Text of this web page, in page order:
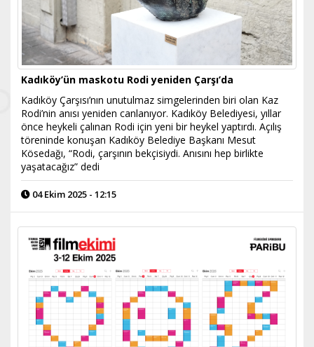
Kadıköy’ün maskotu Rodi yeniden Çarşı’da
Kadıköy Çarşısı’nın unutulmaz simgelerinden biri olan Kaz
Rodi’nin anısı yeniden canlanıyor. Kadıköy Belediyesi, yıllar
önce heykeli çalınan Rodi için yeni bir heykel yaptırdı. Açılış
töreninde konuşan Kadıköy Belediye Başkanı Mesut
Kösedağı, “Rodi, çarşının bekçisiydi. Anısını hep birlikte
yaşatacağız” dedi
04 Ekim 2025 - 12:15